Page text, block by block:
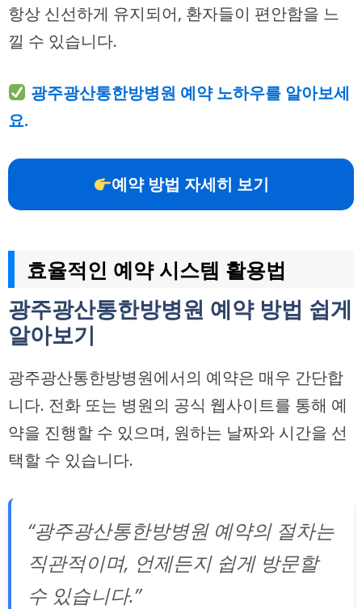
항상 신선하게 유지되어, 환자들이 편안함을 느
낄 수 있습니다.
광주광산통한방병원 예약 노하우를 알아보세
요.
예약 방법 자세히 보기
효율적인 예약 시스템 활용법
광주광산통한방병원 예약 방법 쉽게
알아보기
광주광산통한방병원에서의 예약은 매우 간단합
니다. 전화 또는 병원의 공식 웹사이트를 통해 예
약을 진행할 수 있으며, 원하는 날짜와 시간을 선
택할 수 있습니다.
“광주광산통한방병원 예약의 절차는
직관적이며, 언제든지 쉽게 방문할
수 있습니다.”